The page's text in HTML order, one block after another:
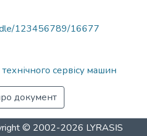
123456789/16677
сервісу машин
документ
© 2002-2026 LYRASIS